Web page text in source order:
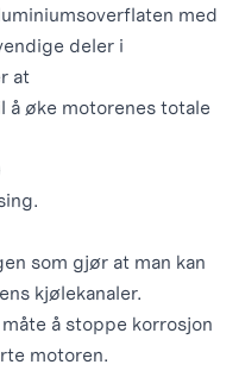
med
deler i
at
å øke motorenes totale
som gjør at man kan
kjølekanaler.
å stoppe korrosjon
motoren.